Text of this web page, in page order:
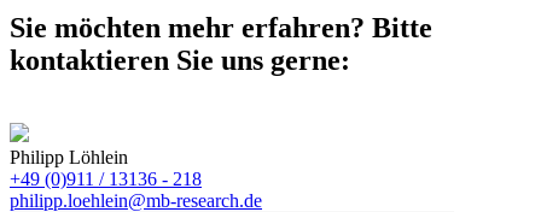
Sie möchten mehr erfahren? Bitte
kontaktieren Sie uns gerne:
Philipp Löhlein
+49 (0)911 / 13136 - 218
philipp.loehlein@mb-research.de